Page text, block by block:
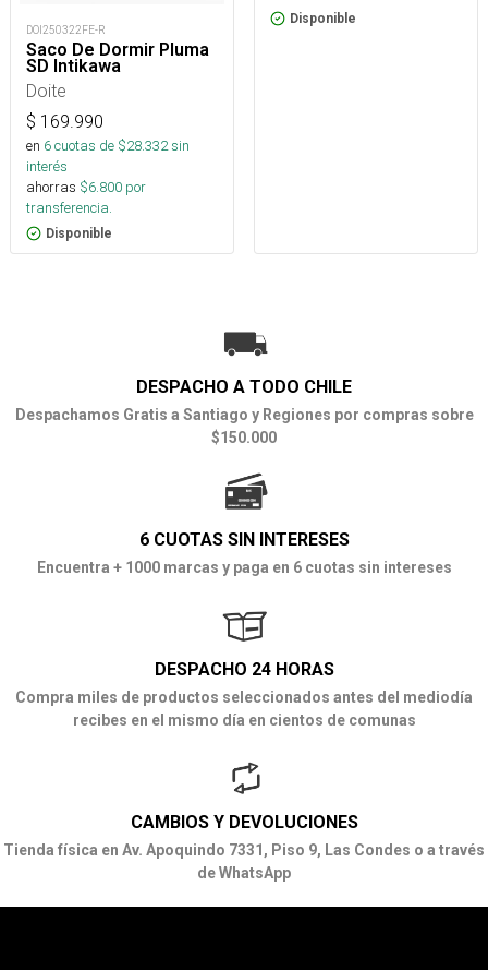
DOI250322FE-R
Saco De Dormir Pluma
SD Intikawa
Doite
$ 169.990
en 6cuotas de $28.332sin
interés
ahorras $6.800 por
transferencia.
Disponible
Disponible
DESPACHO A TODO CHILE
Despachamos Gratis a Santiago y Regiones por compras sobre
$150.000
6 CUOTAS SIN INTERESES
Encuentra + 1000 marcas y paga en 6 cuotas sin intereses
DESPACHO 24 HORAS
Compra miles de productos seleccionados antes del mediodía
recibes en el mismo día en cientos de comunas
CAMBIOS Y DEVOLUCIONES
Tienda física en Av. Apoquindo 7331, Piso 9, Las Condes o a través
de WhatsApp